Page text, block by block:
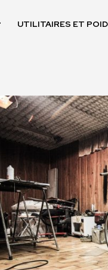
UTILITAIRES ET